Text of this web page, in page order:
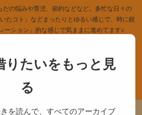
だの悩みや育児、節約などなど。多忙な日々の
たコト」などまったりとゆるい感じで、時に鋭
ーション」的な感じで気ままに進めてます♪
記事一覧
りたいをもっと見
る
を読んで、すべてのアーカイブ